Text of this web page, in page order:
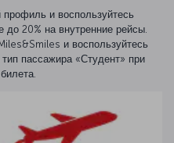
профиль и воспользуйтесь
20% на внутренние рейсы.
и воспользуйтесь
пассажира «Студент» при